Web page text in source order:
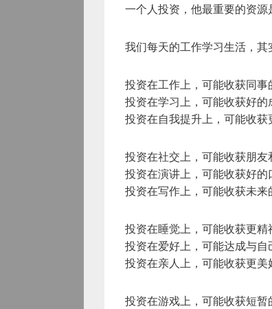
一个人投资，他最重要的资源
我们每天的工作学习生活，其
投资在工作上，可能收获同事
投资在学习上，可能收获好的
投资在自我提升上，可能收获
投资在社交上，可能收获朋友
投资在演讲上，可能收获好的
投资在写作上，可能收获未来
投资在睡觉上，可能收获更精
投资在爱好上，可能达成与自
投资在亲人上，可能收获更美
投资在游戏上，可能收获短暂